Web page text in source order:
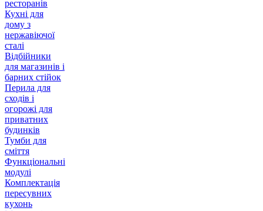
ресторанів
Кухні для
дому з
нержавіючої
сталі
Відбійники
для магазинів і
барних стійок
Перила для
сходів і
огорожі для
приватних
будинків
Тумби для
сміття
Функціональні
модулі
Комплектація
пересувних
кухонь